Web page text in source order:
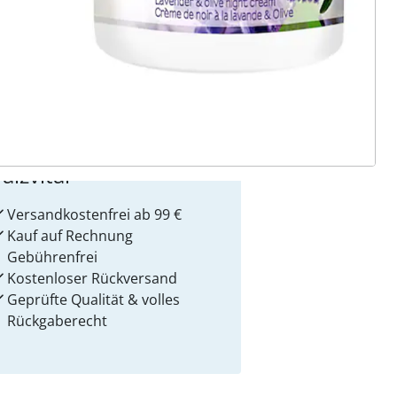
Versandkostenfrei ab 99 €
Kauf auf Rechnung
Gebührenfrei
Kostenloser Rückversand
Geprüfte Qualität & volles
Rückgaberecht